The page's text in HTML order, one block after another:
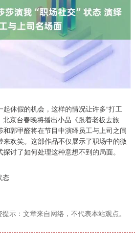
休假的机会，这样的情况让许多“打工
北京台春晚将播出小品《跟着老板去旅
郭甲醛将在节目中演绎员工与上司之间
来欢笑。这部作品不仅展示了职场中的微
讨了如何处理这种意想不到的局面。
示：文章来自网络，不代表本站观点。